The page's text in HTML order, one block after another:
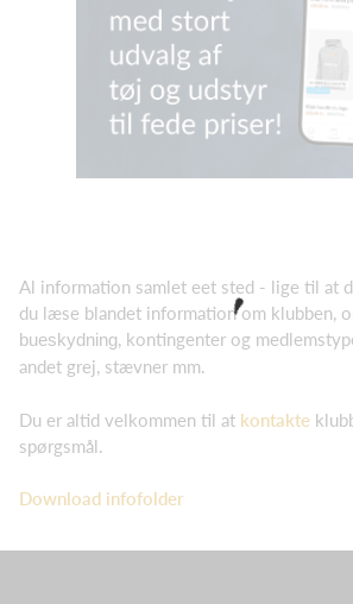
Al information samlet eet sted - lige til at
du læse blandet information om klubben,
bueskydning, kontingenter og
andet grej, stævner mm.
Du er altid velkommen til at kontakte
spørgsmål.
Download infofolder